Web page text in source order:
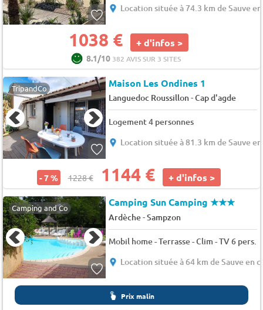
Location située à 74.3 km de Sauve
1038 € + d'infos >
8.1/10 382 AVIS SUR 3 SITES
TripandCo Maison Les Ondines 1
Languedoc Roussillon-Cap d'agde
Logement 4 personnes
Location située à 81.3 km de Sauve
- 7 % 1228 € 1144 € + d'infos >
Camping and Co Camping Sun Camping★★★
Ardèche-Sampzon
Mobil home - Terrasse - Clim - TV 6 pers.
Location située à 64 km de Sauve en
Prix malin